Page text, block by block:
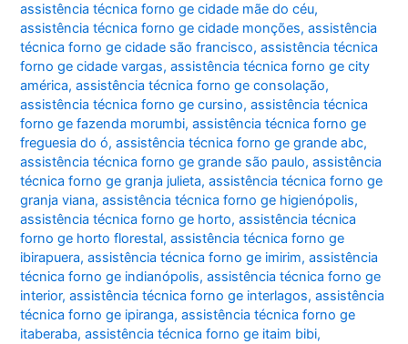
assistência técnica forno ge cidade mãe do céu,
assistência técnica forno ge cidade monções,assistência
técnica forno ge cidade são francisco,assistência técnica
forno ge cidade vargas,assistência técnica forno ge city
américa,assistência técnica forno ge consolação,
assistência técnica forno ge cursino,assistência técnica
forno ge fazenda morumbi,assistência técnica forno ge
freguesia do ó,assistência técnica forno ge grande abc,
assistência técnica forno ge grande são paulo,assistência
técnica forno ge granja julieta,assistência técnica forno ge
granja viana,assistência técnica forno ge higienópolis,
assistência técnica forno ge horto,assistência técnica
forno ge horto florestal,assistência técnica forno ge
ibirapuera,assistência técnica forno ge imirim,assistência
técnica forno ge indianópolis,assistência técnica forno ge
interior,assistência técnica forno ge interlagos,assistência
técnica forno ge ipiranga,assistência técnica forno ge
itaberaba,assistência técnica forno ge itaim bibi,